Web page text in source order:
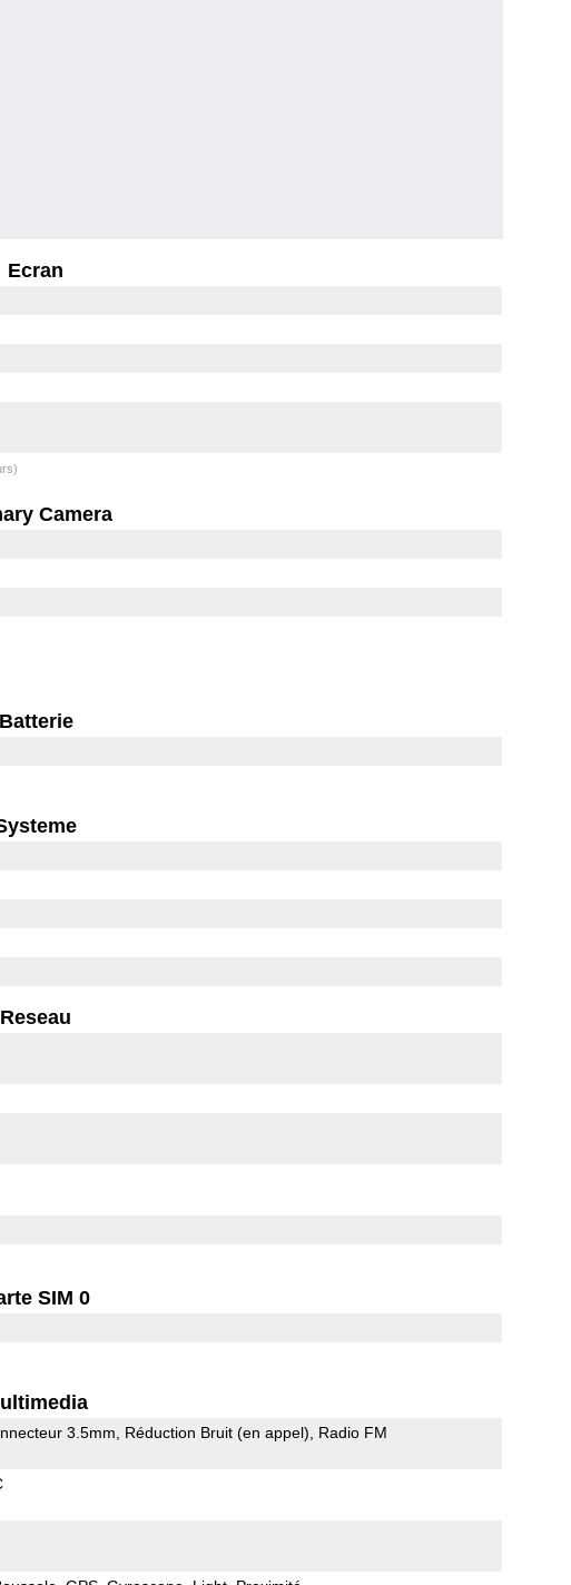
Ecran
Camera
Batterie
Reseau
SIM 0
3.5mm Réduction Bruit (en appel) Radio FM